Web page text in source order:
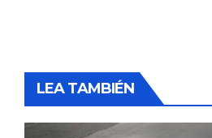
LEA TAMBIÉN